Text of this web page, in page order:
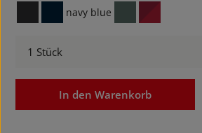
blacknavy
navy blue
sage greentango red
Produkt Anzahl: Gib den
In den Warenkorb